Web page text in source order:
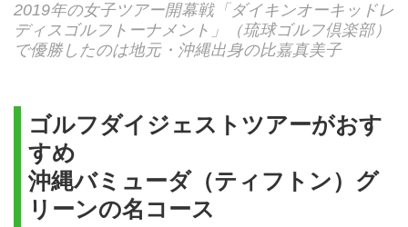
2019年の女子ツアー開幕戦「ダイキンオーキッドレ
ディスゴルフトーナメント」（琉球ゴルフ倶楽部）
で優勝したのは地元・沖縄出身の比嘉真美子
ゴルフダイジェストツアーがおす
すめ
沖縄バミューダ（ティフトン）グ
リーンの名コース